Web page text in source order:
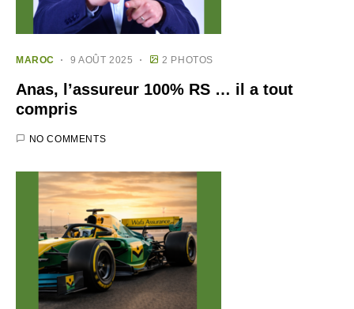
MAROC 9 AOÛT 2025 2 PHOTOS
Anas, l’assureur 100% RS … il a tout
compris
NO COMMENTS